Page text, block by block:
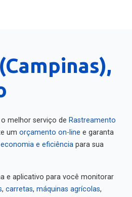
melhor serviço de Rastreamento
um orçamento on-line e garanta
economia e eficiência para sua
e aplicativo para você monitorar
, carretas, máquinas agrícolas,